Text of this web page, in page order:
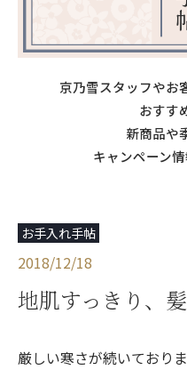
京乃雪スタッフやお
おすす
新商品や
キャンペーン情
お手入れ手帖
2018/12/18
地肌すっきり、
厳しい寒さが続いており